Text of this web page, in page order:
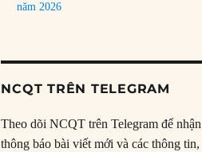
năm 2026
NCQT TRÊN TELEGRAM
Theo dõi NCQT trên Telegram để
thông báo bài viết mới và các thông tin,